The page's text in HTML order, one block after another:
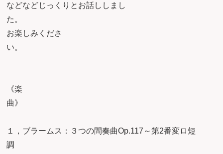
などなどじっくりとお話ししまし
た
お楽しみくださ
い
《楽
１，ブラームス：３つの間奏曲Op.117～第2番変ロ短